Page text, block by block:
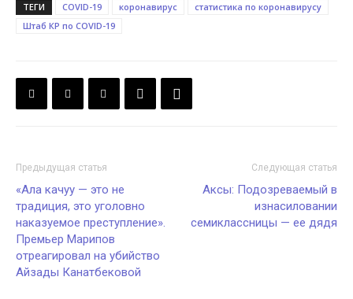
ТЕГИ COVID-19 коронавирус
статистика по коронавирусу
Штаб КР по COVID-19
Предыдущая статья
«Ала качуу — это не
традиция, это уголовно
наказуемое преступление».
Премьер Марипов
отреагировал на убийство
Айзады Канатбековой
Следующая статья
Аксы: Подозреваемый в
изнасиловании
семиклассницы — ее дядя